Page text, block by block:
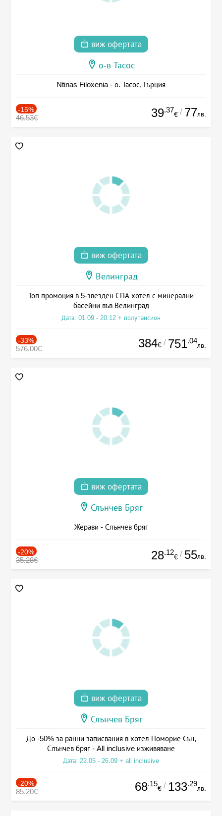
виж офертата
о-в Тасос
Ntinas Filoxenia - о. Тасос, Гърция
-15%
46.53€ 39.37
€ / 77лв.
виж офертата
Велинград
Топ промоция в 5-звезден СПА хотел с минерални
басейни във Велинград
Дата: 01.09 - 20.12 + полупансион
-33%
576.00€ 384€ / 751.04
лв.
виж офертата
Слънчев Бряг
Жерави - Слънчев бряг
-20%
35.28€ 28.12
€ / 55лв.
виж офертата
Слънчев Бряг
До -50% за ранни записвания в хотел Поморие Сън,
Слънчев бряг - All inclusive изживяване
Дата: 22.05 - 26.09 + all inclusive
-20%
85.20€ 68.15
€ / 133.29
лв.